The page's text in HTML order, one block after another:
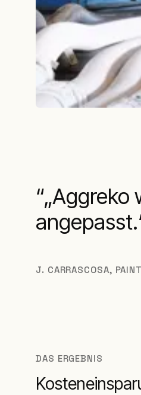
„Aggreko
J. CARRASCOSA,
DAS ERGEBNIS